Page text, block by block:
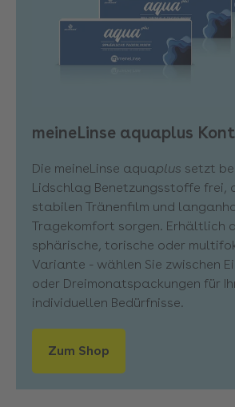
meineLinse aquaplus
Die meineLinse aquaplus setzt
Lidschlag Benetzungsstoffe frei,
stabilen Tränenfilm und
Tragekomfort sorgen. Erhältlich
sphärische, torische oder
Variante - wählen Sie zwischen
oder Dreimonatspackungen für
individuellen Bedürfnisse.
Zum Shop